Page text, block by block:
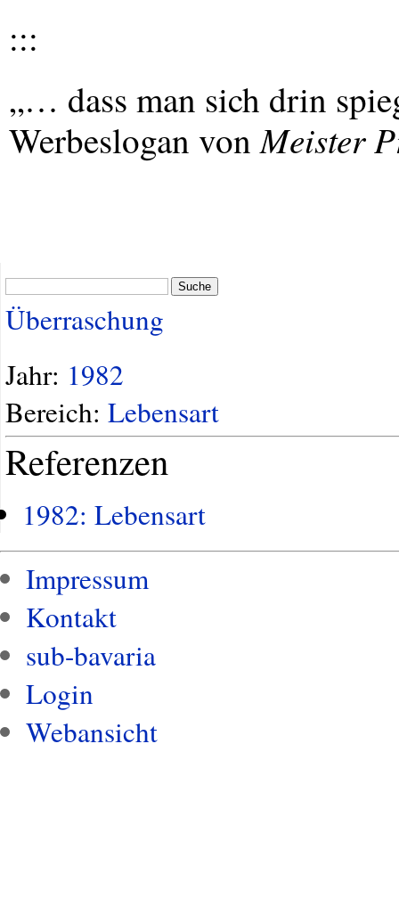
:::
„… dass man sich drin
Werbeslogan vonMeister
Suche
Überraschung
Jahr: 1982
Bereich: Lebensart
Referenzen
1982: Lebensart
Impressum
Kontakt
sub-bavaria
Login
Webansicht